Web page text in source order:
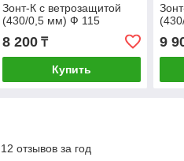
Зонт-К с ветрозащитой
(430/0,5 мм) Ф 115
8 200₸
Купить
9
отзывов за год